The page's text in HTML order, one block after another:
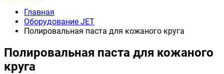
Главная
Оборудование JET
Полировальная паста для кожаного круга
Полировальная паста для кожаного
круга